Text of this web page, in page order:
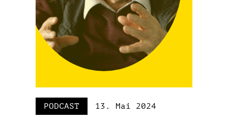
PODCAST 13. Mai 2024